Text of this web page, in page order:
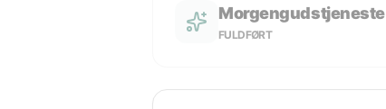
Morgengudstjeneste
FULDFØRT